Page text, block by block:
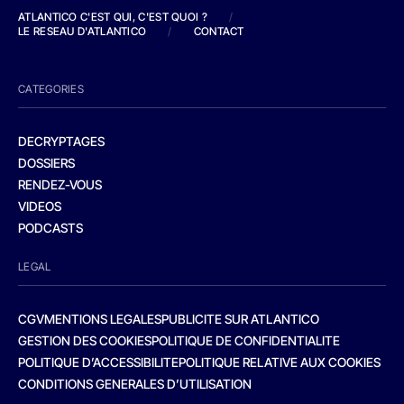
ATLANTICO C'EST QUI, C'EST QUOI ?
/
LE RESEAU D'ATLANTICO
/ CONTACT
CATEGORIES
DECRYPTAGES
DOSSIERS
RENDEZ-VOUS
VIDEOS
PODCASTS
LEGAL
CGVMENTIONS LEGALESPUBLICITE SUR ATLANTICO
GESTION DES COOKIESPOLITIQUE DE CONFIDENTIALITE
POLITIQUE D’ACCESSIBILITEPOLITIQUE RELATIVE AUX COOKIES
CONDITIONS GENERALES D’UTILISATION